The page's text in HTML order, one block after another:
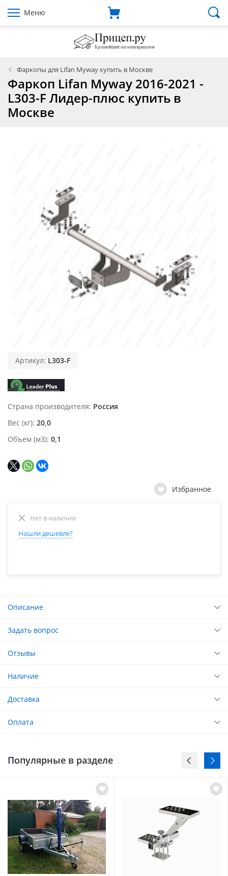
Меню
Фаркопы для Lifan Myway купить в Москве
Фаркоп Lifan Myway 2016-2021 -
L303-F Лидер-плюс купить в
Москве
Артикул: L303-F
Страна производителя Россия
Вес (кг) 20,0
Объем (м3) 0,1
Избранное
Нет в наличии
Нашли дешевле?
Описание
Задать вопрос
Отзывы
Наличие
Доставка
Оплата
Популярные в разделе